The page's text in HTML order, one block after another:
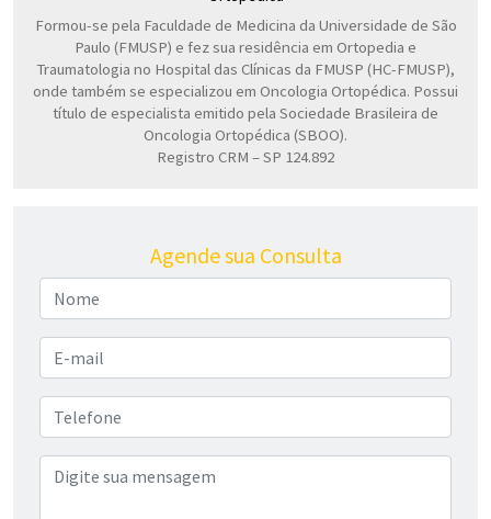
Formou-se pela Faculdade de Medicina da Universidade de São
Paulo (FMUSP) e fez sua residência em Ortopedia e
Traumatologia no Hospital das Clínicas da FMUSP (HC-FMUSP),
onde também se especializou em Oncologia Ortopédica. Possui
título de especialista emitido pela Sociedade Brasileira de
Oncologia Ortopédica (SBOO).
Registro CRM – SP 124.892
Agende sua Consulta